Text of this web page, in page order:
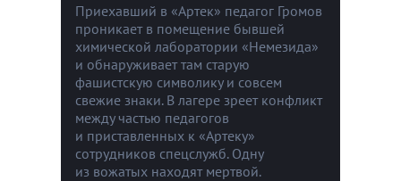
Приехавший в «Артек» педагог Громов
проникает в помещение бывшей
химической лаборатории «Немезида»
и обнаруживает там старую
фашистскую символику и совсем
свежие знаки. В лагере зреет конфликт
между частью педагогов
и приставленных к «Артеку»
сотрудников спецслужб. Одну
из вожатых находят мертвой.